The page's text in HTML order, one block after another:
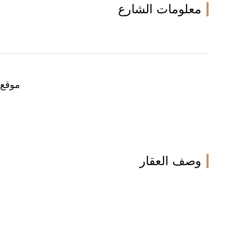
معلومات الشارع
موقع
وصف العقار